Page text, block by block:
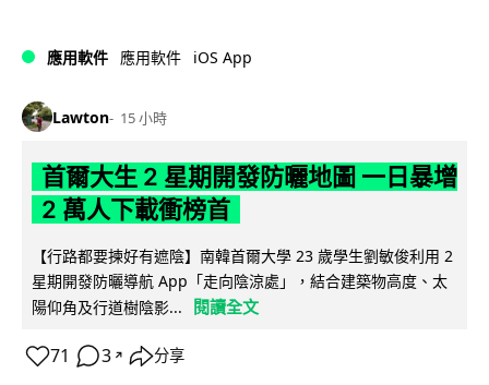
應用軟件 應用軟件 iOS App
Lawton 15 小時
首爾大生 2 星期開發防曬地圖 一日暴增
2 萬人下載衝榜首
【行路都要揀好有遮陰】南韓首爾大學 23 歲學生劉敏俊利用 2
星期開發防曬導航 App「走向陰涼處」，結合建築物高度、太
陽仰角及行道樹陰影...
閱讀全文
71 3 ↗ 分享